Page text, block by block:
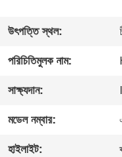
যোগাযোগ
করুন
খবর
উৎপত্তি স্থল:
পরিচিতিমুলক নাম:
সাক্ষ্যদান:
মডেল নম্বার:
হাইলাইট: